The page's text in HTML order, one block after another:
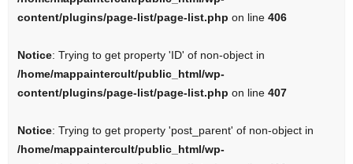
content/plugins/page-list/page-list.php on line 406
Notice: Trying to get property 'ID' of non-object in
/home/mappaintercult/public_html/wp-
content/plugins/page-list/page-list.php on line 407
Notice: Trying to get property 'post_parent' of non-object in
/home/mappaintercult/public_html/wp-